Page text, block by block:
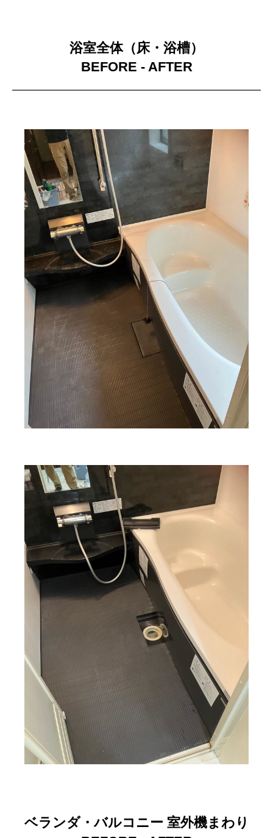
浴室全体（床・浴槽）
BEFORE - AFTER
ベランダ・バルコニー 室外機まわり